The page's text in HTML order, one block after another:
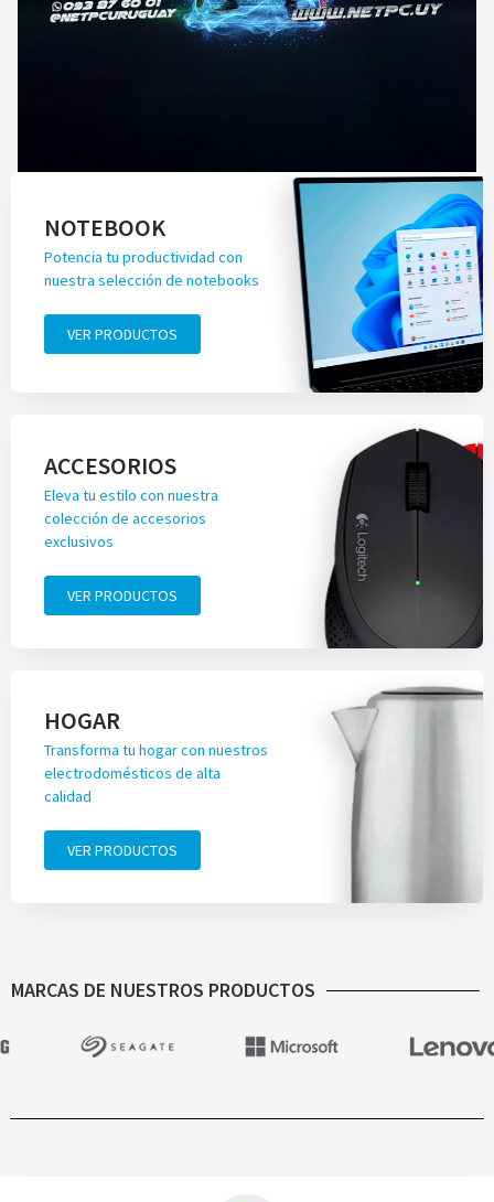
NOTEBOOK
Potencia tu productividad con
nuestra selección de notebooks
VER PRODUCTOS
ACCESORIOS
Eleva tu estilo con nuestra
colección de accesorios
exclusivos
VER PRODUCTOS
HOGAR
Transforma tu hogar con nuestros
electrodomésticos de alta
calidad
VER PRODUCTOS
MARCAS DE NUESTROS PRODUCTOS